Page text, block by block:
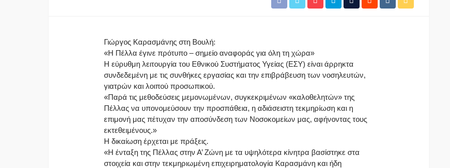
Γιώργος Καρασμάνης στη Βουλή:
«Η Πέλλα έγινε πρότυπο – σημείο αναφοράς για όλη τη χώρα»
Η εύρυθμη λειτουργία του Εθνικού Συστήματος Υγείας (ΕΣΥ) είναι άρρηκτα
συνδεδεμένη με τις συνθήκες εργασίας και την επιβράβευση των νοσηλευτών,
γιατρών και λοιπού προσωπικού.
«Παρά τις μεθοδεύσεις μεμονωμένων, συγκεκριμένων «καλοθελητών» της
Πέλλας να υπονομεύσουν την προσπάθεια, η αδιάσειστη τεκμηρίωση και η
επιμονή μας πέτυχαν την αποσύνδεση των Νοσοκομείων μας, αφήνοντας τους
εκτεθειμένους.»
Η δικαίωση έρχεται με πράξεις.
«Η ένταξη της Πέλλας στην Α’ Ζώνη με τα υψηλότερα κίνητρα βασίστηκε στα
στοιχεία και στην τεκμηριωμένη επιχειρηματολογία Καρασμάνη και ήδη